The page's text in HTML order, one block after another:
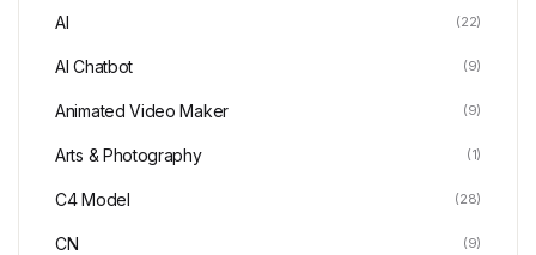
AI (22)
AI Chatbot (9)
Animated Video Maker (9)
Arts & Photography (1)
C4 Model (28)
CN (9)